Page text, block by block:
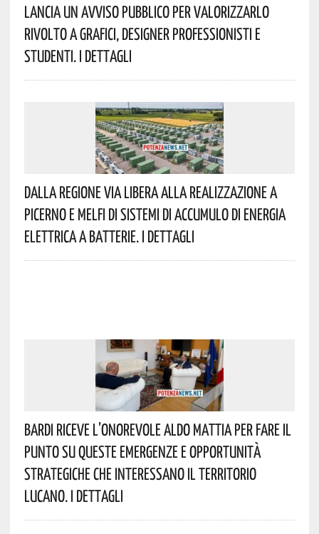
Lancia Un Avviso Pubblico Per Valorizzarlo
Rivolto A Grafici, Designer Professionisti E
Studenti. I Dettagli
Dalla Regione Via Libera Alla Realizzazione A
Picerno E Melfi Di Sistemi Di Accumulo Di Energia
Elettrica A Batterie. I Dettagli
Bardi Riceve L’onorevole Aldo Mattia Per Fare Il
Punto Su Queste Emergenze E Opportunità
Strategiche Che Interessano Il Territorio
Lucano. I Dettagli